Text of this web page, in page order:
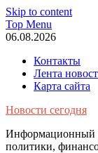
Skip to content
Top Menu
06.08.2026
Контакты
Лента
Карта сайта
Новости сегодня
Информационный
политики,